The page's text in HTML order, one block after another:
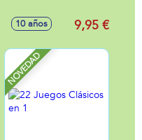
10 años 9,95 €
NOVEDAD